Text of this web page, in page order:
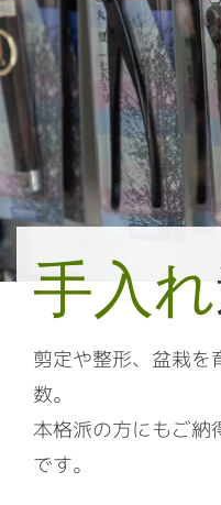
手入れ
剪定や整形、盆栽を
数。
本格派の方にもご納
です。